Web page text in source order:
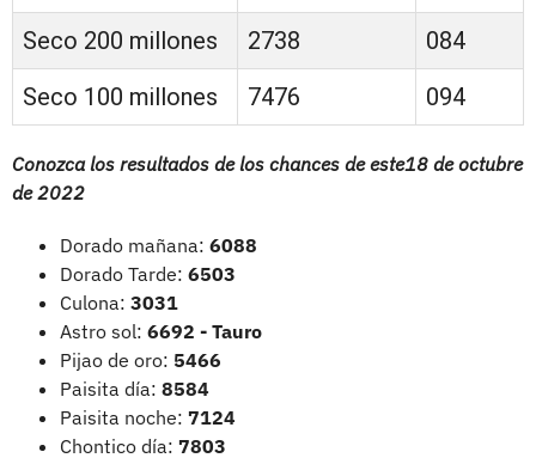
Seco 200 millones
2738
084
Seco 100 millones
7476 094
Conozca los resultados de los chances de este18 de octubre
de 2022
Dorado mañana: 6088
Dorado Tarde: 6503
Culona: 3031
Astro sol: 6692 - Tauro
Pijao de oro: 5466
Paisita día: 8584
Paisita noche: 7124
Chontico día: 7803